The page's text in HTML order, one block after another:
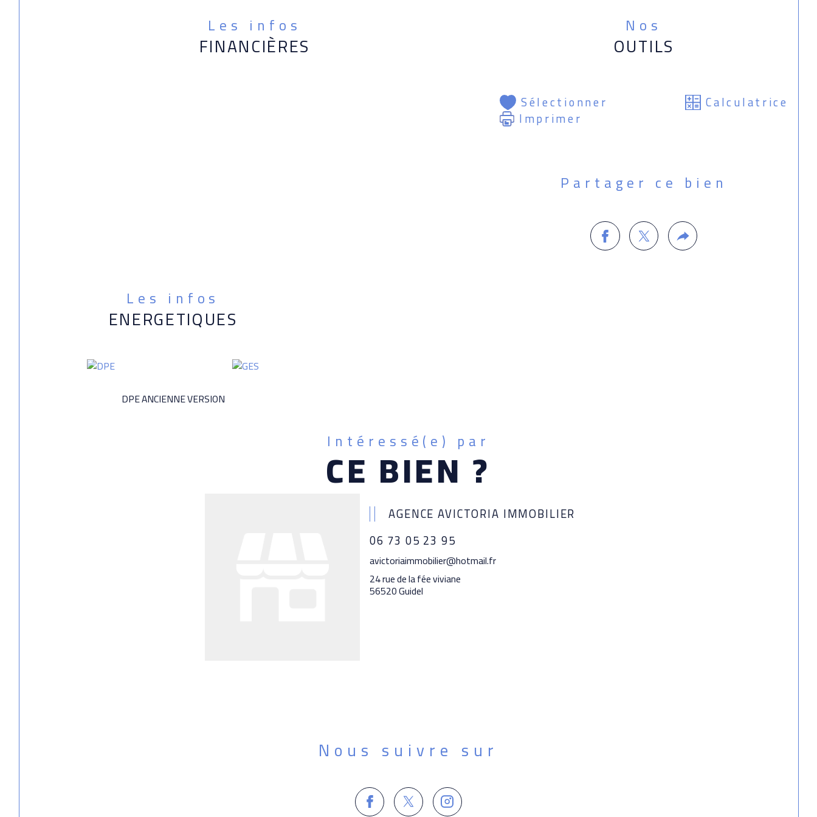
Les infos
FINANCIÈRES
Nos
OUTILS
Sélectionner Calculatrice
Imprimer
Partager ce bien
Les infos
ENERGETIQUES
DPE ANCIENNE VERSION
Intéressé(e) par
CE BIEN ?
AGENCE AVICTORIA IMMOBILIER
06 73 05 23 95
avictoriaimmobilier@hotmail.fr
24 rue de la fée viviane
56520 Guidel
Nous suivre sur